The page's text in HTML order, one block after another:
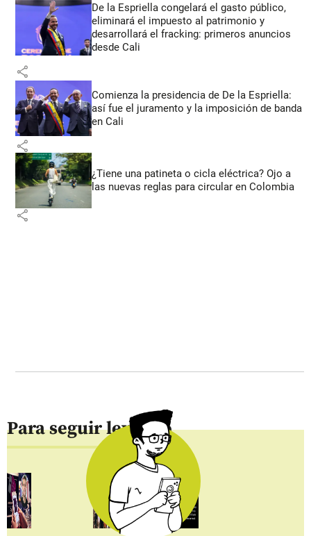
De la Espriella congelará el gasto público,
eliminará el impuesto al patrimonio y
desarrollará el fracking: primeros anuncios
desde Cali
share
Comienza la presidencia de De la Espriella:
así fue el juramento y la imposición de banda
en Cali
share
¿Tiene una patineta o cicla eléctrica? Ojo a
las nuevas reglas para circular en Colombia
share
Para seguir leyendo